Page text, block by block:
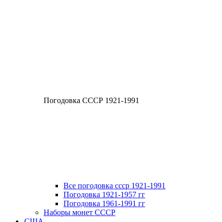
Погодовка СССР 1921-1991
Все погодовка ссср 1921-1991
Погодовка 1921-1957 гг
Погодовка 1961-1991 гг
Наборы монет СССР